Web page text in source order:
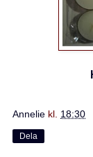
Annelie kl. 18:30
Dela